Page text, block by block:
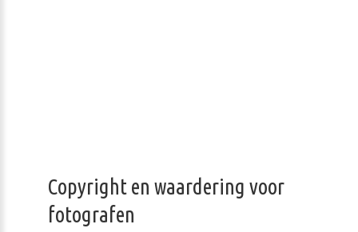
Copyright en waardering voor
fotografen